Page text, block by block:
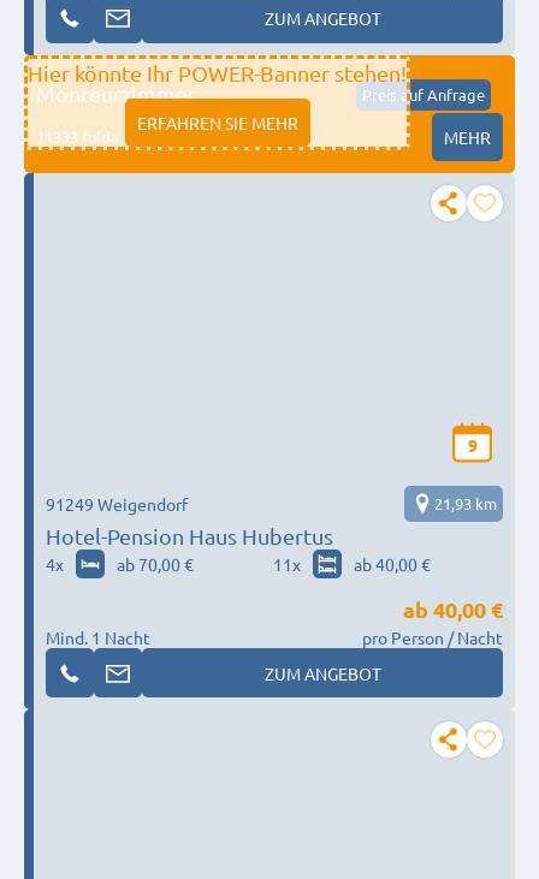
ZUM ANGEBOT
Hier könnte Ihr POWER-Banner stehen!
ERFAHREN SIE MEHR
Monteurzimmer Preis auf Anfrage
11333 fulda MEHR
9
Hotel-Pension Haus Hubertus
91249 Weigendorf 21,93 km
4x ab 70,00 € 11x ab 40,00 €
Mind. 1 Nacht
ab 40,00 €
pro Person / Nacht
ZUM ANGEBOT